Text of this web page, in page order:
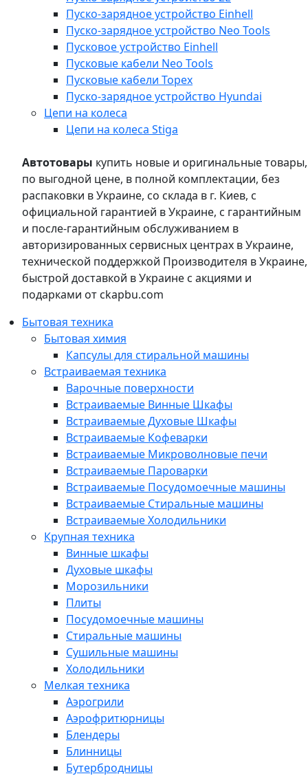
Пуско-зарядное устройство Einhell
Пуско-зарядное устройство Neo Tools
Пусковое устройство Einhell
Пусковые кабели Neo Tools
Пусковые кабели Topex
Пуско-зарядное устройство Hyundai
Цепи на колеса
Цепи на колеса Stiga
Автотовары купить новые и оригинальные товары,
по выгодной цене, в полной комплектации, без
распаковки в Украине, со склада в г. Киев, с
официальной гарантией в Украине, с гарантийным
и после-гарантийным обслуживанием в
авторизированных сервисных центрах в Украине,
технической поддержкой Производителя в Украине,
быстрой доставкой в Украине с акциями и
подарками от ckapbu.com
Бытовая техника
Бытовая химия
Капсулы для стиральной машины
Встраиваемая техника
Варочные поверхности
Встраиваемые Винные Шкафы
Встраиваемые Духовые Шкафы
Встраиваемые Кофеварки
Встраиваемые Микроволновые печи
Встраиваемые Пароварки
Встраиваемые Посудомоечные машины
Встраиваемые Стиральные машины
Встраиваемые Холодильники
Крупная техника
Винные шкафы
Духовые шкафы
Морозильники
Плиты
Посудомоечные машины
Стиральные машины
Сушильные машины
Холодильники
Мелкая техника
Аэрогрили
Аэрофритюрницы
Блендеры
Блинницы
Бутербродницы